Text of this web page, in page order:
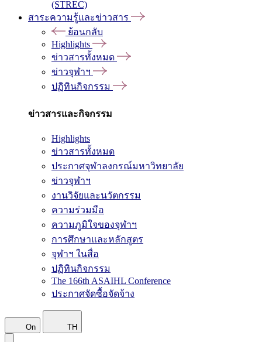
(STREC)
สาระความรู้และข่าวสาร
ย้อนกลับ
Highlights
ข่าวสารทั้งหมด
ข่าวจุฬาฯ
ปฏิทินกิจกรรม
ข่าวสารและกิจกรรม
Highlights
ข่าวสารทั้งหมด
ประกาศจุฬาลงกรณ์มหาวิทยาลัย
ข่าวจุฬาฯ
งานวิจัยและนวัตกรรม
ความร่วมมือ
ความภูมิใจของจุฬาฯ
การศึกษาและหลักสูตร
จุฬาฯ ในสื่อ
ปฏิทินกิจกรรม
The 166th ASAIHL Conference
ประกาศจัดซื้อจัดจ้าง
On TH